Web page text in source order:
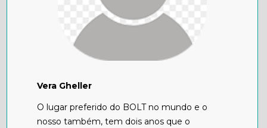
Vera Gheller
O lugar preferido do BOLT no mundo e o
nosso também, tem dois anos que o